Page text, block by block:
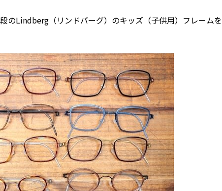
のLindberg（リンドバーグ）のキッズ（子供用）フレームを